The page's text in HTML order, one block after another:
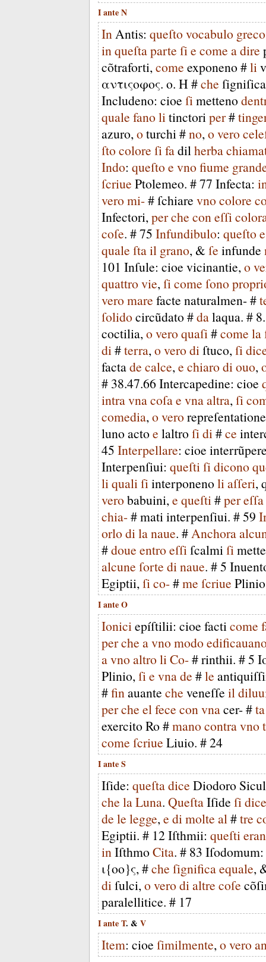
IanteN
InAntis: queſtovocabulo greco
inqueſtaparte ſie come adire
cõtraforti,come exponeno#li
αντιςοφος. ο. Η #che ſigniſica
Includeno: cioe ſimetteno
quale fanolitinctoriper#
azuro,oturchi#no,overo
ſtocolore ſifadilherba
Indo: queſtoe vnofiume
ſcriue Ptolemeo. #77 Infecta:
veromi-#ſchiare vnocolore
Infectori,perche coneſſi
coſe. #75 Infundibulo: queſtoe
quale ſtail grano, & ſe infunde
101 Inſule: cioe vicinantie,o
quattrovie,ſicome ſono
veromare facte naturalmen-#
ſolidocircũdato#dalaqua. # 8.
coctilia,overoquaſi#come la
di#terra,overodiſtuco,ſi
factade calce,e chiarodiouo,
# 38.47.66 Intercapedine: cioe
intravnacoſae vnaaltra,ſi
comedia,overorepreſentatione
lunoactoe laltroſidi#ce
45 Interpellare: cioe
Interpenſiui: queſtiſidicono
liqualiſiinterponenoliaſſeri,
verobabuini,e queſti#pereſſa
chia-#matiinterpenſiui. #59
orlodilanaue. #Anchora
#doue entroeſſiſcalmiſi
alcune ſorte dinaue. #5
Egiptii,ſico-#me ſcriue Plinio
IanteO
Ioniciepíſtilii: cioe facticome
perche avnomodo
avnoaltroliCo-#rinthii. #5
Plinio,ſie vnade #le
#finauante che veneſſe il
perche elfece convnacer-#ta
exercitoRo#manocontravno
come ſcriue Liuio. #24
IanteS
Iſide: queſtadice Diodoro
che laLuna. QueſtaIſide ſidice
de le legge,e dimolte al#tre
Egiptii. # 12Iſthmii: queſti
inIſthmoCita. # 83 Iſodomum:
ι{οο}ς, #che ſignificaequale,
diſulci,overodialtre coſe
paralellitice. # 17
IanteT. & V
Item: cioe ſimilmente,overo